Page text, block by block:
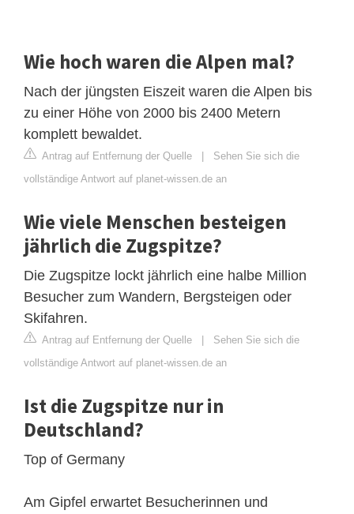
Wie hoch waren die Alpen mal?
Nach der jüngsten Eiszeit waren die Alpen bis
zu einer Höhe von 2000 bis 2400 Metern
komplett bewaldet.
Antrag auf Entfernung der Quelle | Sehen Sie sich die
vollständige Antwort auf planet-wissen.de an
Wie viele Menschen besteigen
jährlich die Zugspitze?
Die Zugspitze lockt jährlich eine halbe Million
Besucher zum Wandern, Bergsteigen oder
Skifahren.
Antrag auf Entfernung der Quelle | Sehen Sie sich die
vollständige Antwort auf planet-wissen.de an
Ist die Zugspitze nur in
Deutschland?
Top of Germany
Am Gipfel erwartet Besucherinnen und